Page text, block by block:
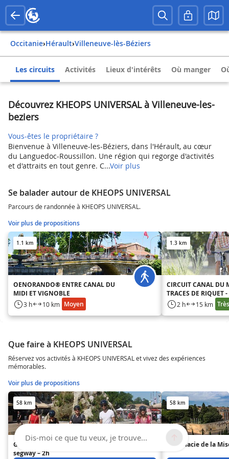
Occitanie› Hérault› Villeneuve-lès-Béziers
Les circuits Activités Lieux d'intérêts Où manger
Découvrez KHEOPS UNIVERSAL à Villeneuve-les-
beziers
Vous-êtes le propriétaire ?
Bienvenue à Villeneuve-les-Béziers, dans l'Hérault, au cœur
du Languedoc-Roussillon. Une région qui regorge d'activités
et d'attraits en tout genre. C...Voir plus
Se balader autour de KHEOPS UNIVERSAL
Parcours de randonnée à KHEOPS UNIVERSAL.
Voir plus de propositions
1.1 km
OENORANDO® ENTRE CANAL DU
MIDI ET VIGNOBLE
3 h 10 km Moyen
1.3 km
CIRCUIT CANAL DU
TRACES DE RIQUET -
VTT BÉZIERS
2 h 15 km
Que faire à KHEOPS UNIVERSAL
Réservez vos activités à KHEOPS UNIVERSAL et vivez des expériences
mémorables.
Voir plus de propositions
58 km
Grand tour de Montpellier en
segway – 2h
58 km
Pharmacie de la
Dis-moi ce que tu veux, je trouve...